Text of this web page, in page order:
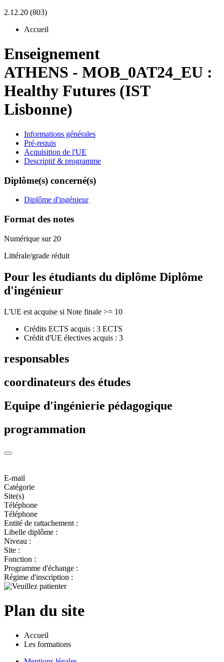
2.12.20 (803)
Accueil
Enseignement
ATHENS - MOB_0AT24_EU :
Healthy Futures (IST
Lisbonne)
Informations générales
Pré-requis
Acquisition de l'UE
Descriptif & programme
Diplôme(s) concerné(s)
Diplôme d'ingénieur
Format des notes
Numérique sur 20
Littérale/grade réduit
Pour les étudiants du diplôme Diplôme
d'ingénieur
L'UE est acquise si Note finale >= 10
Crédits ECTS acquis : 3 ECTS
Crédit d'UE électives acquis : 3
responsables
coordinateurs des études
Equipe d'ingénierie pédagogique
programmation
E-mail
Catégorie
Site(s)
Téléphone
Téléphone
Entité de rattachement :
Libelle diplôme :
Niveau :
Site :
Fonction :
Programme d'échange :
Régime d'inscription :
Plan du site
Accueil
Les formations